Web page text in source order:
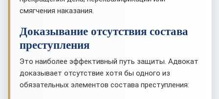
смягчения наказания.
Доказывание отсутствия состава
преступления
Это наиболее эффективный путь защиты. Адвокат
доказывает отсутствие хотя бы одного из
обязательных элементов состава преступления: